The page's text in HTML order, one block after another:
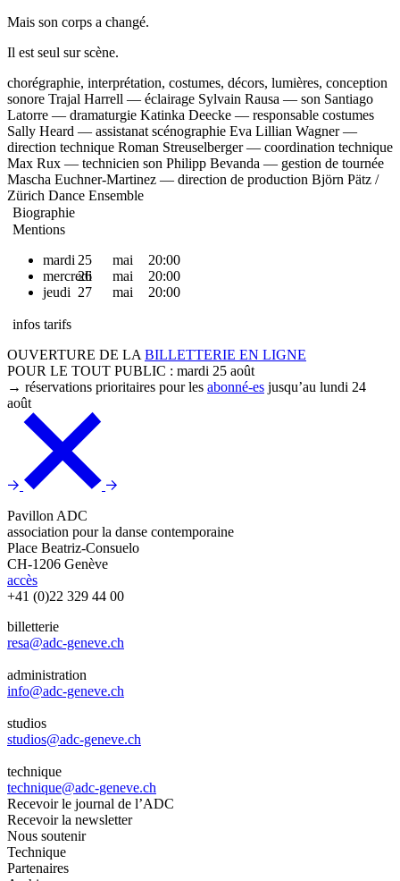
Mais son corps a changé.
Il est seul sur scène.
chorégraphie, interprétation, costumes, décors, lumières, conception
sonore Trajal Harrell — éclairage Sylvain Rausa — son Santiago
Latorre — dramaturgie Katinka Deecke — responsable costumes
Sally Heard — assistanat scénographie Eva Lillian Wagner —
direction technique Roman Streuselberger — coordination technique
Max Rux — technicien son Philipp Bevanda — gestion de tournée
Mascha Euchner-Martinez — direction de production Björn Pätz /
Zürich Dance Ensemble
Biographie
Mentions
mardi 25 mai
20:00
mercredi
26 mai
20:00
jeudi 27 mai 20:00
infos tarifs
OUVERTURE DE LA BILLETTERIE EN LIGNE
POUR LE TOUT PUBLIC : mardi 25 août
→ réservations prioritaires pour les abonné-es jusqu’au lundi 24
août
Pavillon ADC
association pour la danse contemporaine
Place Beatriz-Consuelo
CH-1206 Genève
accès
+41 (0)22 329 44 00
billetterie
resa@adc-geneve.ch
administration
info@adc-geneve.ch
studios
studios@adc-geneve.ch
technique
technique@adc-geneve.ch
Recevoir le journal de l’ADC
Recevoir la newsletter
Nous soutenir
Technique
Partenaires